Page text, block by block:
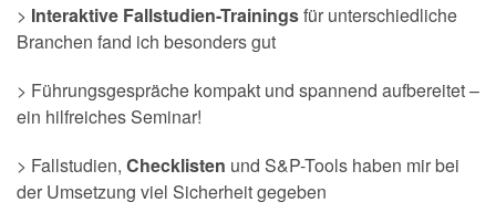
> Interaktive Fallstudien-Trainingsfür unterschiedliche
Branchen fand ich besonders gut
> Führungsgespräche kompakt und spannend aufbereitet –
ein hilfreiches Seminar!
> Fallstudien, Checklisten und S&P-Tools haben mir bei
der Umsetzung viel Sicherheit gegeben